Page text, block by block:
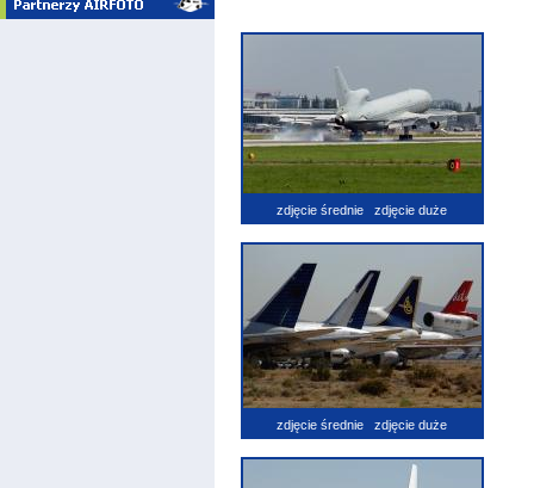
zdjęcie średnie zdjęcie duże
zdjęcie średnie zdjęcie duże